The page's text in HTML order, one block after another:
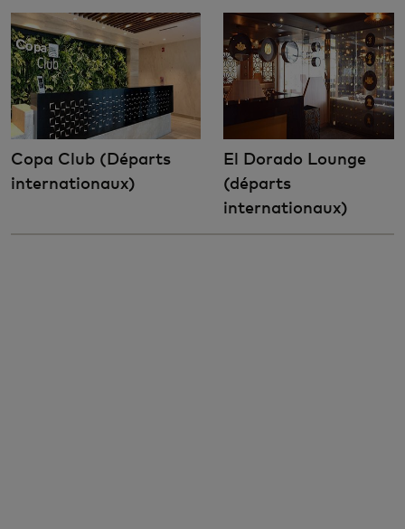
Copa Club (Départs
internationaux)
El Dorado Lounge
(départs
internationaux)